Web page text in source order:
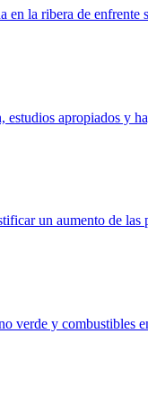
en la ribera de enfrente
estudios apropiados y
un aumento de las
verde y combustibles